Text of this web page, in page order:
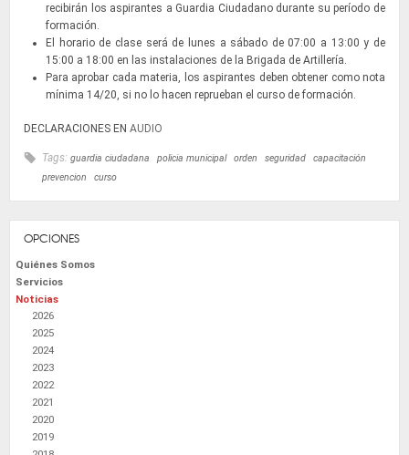
recibirán los aspirantes a Guardia Ciudadano durante su período de
formación.
El horario de clase será de lunes a sábado de 07:00 a 13:00 y de
15:00 a 18:00 en las instalaciones de la Brigada de Artillería.
Para aprobar cada materia, los aspirantes deben obtener como nota
mínima 14/20, si no lo hacen reprueban el curso de formación.
DECLARACIONES EN AUDIO
Tags: guardia ciudadana policia municipal orden seguridad
capacitación
prevencion
curso
OPCIONES
Quiénes Somos
Servicios
Noticias
2026
2025
2024
2023
2022
2021
2020
2019